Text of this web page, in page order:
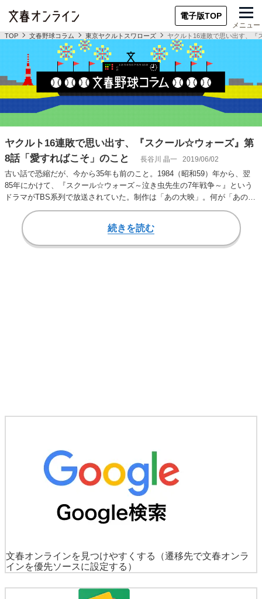
電子版TOP
メニュー
TOP 文春野球コラム 東京ヤクルトスワローズ ヤクルト16連敗で思い出す、
ヤクルト16連敗で思い出す、『スクール☆ウォーズ』第
8話「愛すればこそ」のこと
長谷川 晶一 2019/06/02
古い話で恐縮だが、今から35年も前のこと。1984（昭和59）年から、翌
85年にかけて、『スクール☆ウォーズ～泣き虫先生の7年戦争～』という
ドラマがTBS系列で放送されていた。制作は「あの大映」。何が「あの」
なのか…
続きを読む
文春オンラインを見つけやすくする
（遷移先で文春オンラ
インを優先ソースに設定する）